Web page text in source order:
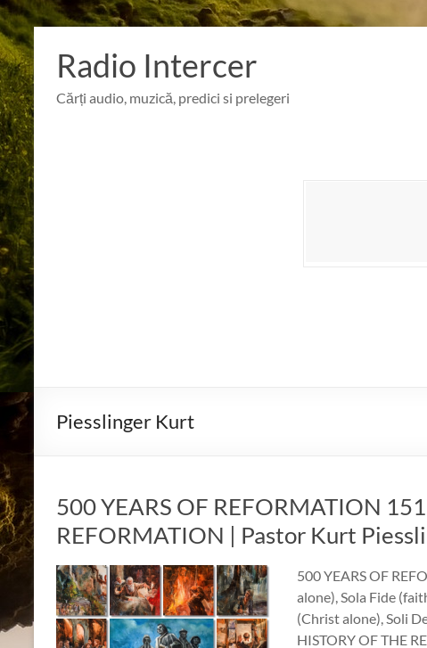
Skip
content
Radio Intercer
Cărți audio, muzică, predici si prelegeri
Piesslinger Kurt
500 YEARS OF REFORMATION
REFORMATION | Pastor Kurt
500 YEARS OF
alone), Sola Fide
(Christ alone), Soli
HISTORY OF THE